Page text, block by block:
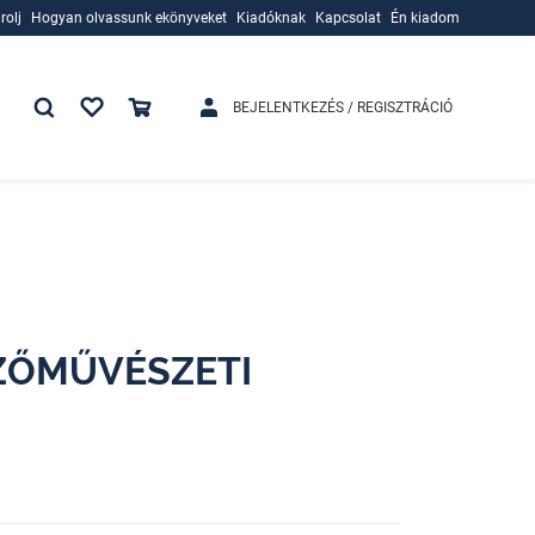
Hogyan olvassunk ekönyveket
Kiadóknak
Kapcsolat Én kiadom
BEJELENTKEZÉS / REGISZTRÁCIÓ